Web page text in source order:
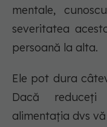
mentale,
severitatea
persoană la alta.
Ele pot dura
Dacă
alimentația dvs